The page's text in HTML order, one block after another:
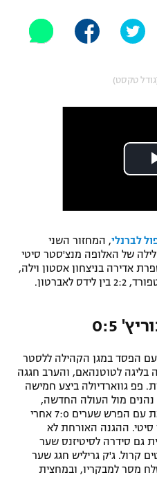
עסק
טקסט)
לברנלי, המחזור השני
של האלופה מנצ'סטר סיטי
אדירה בניצחון אסטון וילה,
0:5
הפסד במגן הקהילה ללסטר
בליגה לטוטנהאם, והערב חגגה
פפ גווארדיולה ביצע חמישה
נהנים מול העולה החדשה,
שקיבלה הגרלה מהגיהנום ונמצאת עם הפרש שערים 7:0 אחרי
סיטי. ההגנה האורחת לא
גם סידרה לסיטיזנס שער
קרול. ג'ק גריליש חגג שער
מקרי למדי בדקה ה-22 ושלח מסר למבקריו, ובמחצית